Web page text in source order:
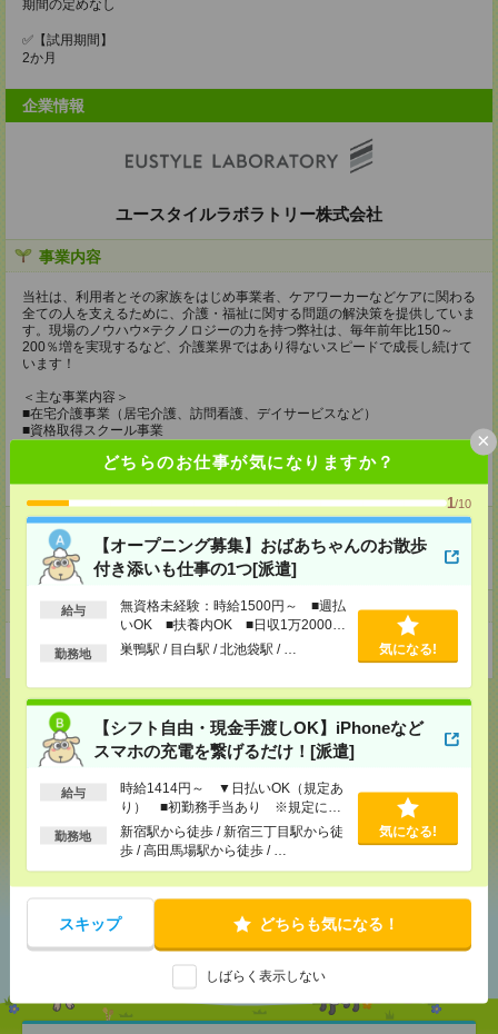
どちらのお仕事が気になりますか？
1/10
【オープニング募集】おばあちゃんのお散歩
付き添いも仕事の1つ[派遣]
給与
無資格未経験：時給1500円～ ■週払
いOK ■扶養内OK ■日収1万2000円
以上
勤務地 巣鴨駅 / 目白駅 / 北池袋駅 / … 気になる!
【シフト自由・現金手渡しOK】iPhoneなど
スマホの充電を繋げるだけ！[派遣]
給与
時給1414円～ ▼日払いOK（規定あ
り） ■初勤務手当あり ※規定によ
る
勤務地
新宿駅から徒歩 / 新宿三丁目駅から徒
歩 / 高田馬場駅から徒歩 / …
気になる!
スキップ どちらも気になる！
しばらく表示しない
×
期間の定めなし
✅【試用期間】
2か月
企業情報
ユースタイルラボラトリー株式会社
事業内容
当社は、利用者とその家族をはじめ事業者、ケアワーカーなどケアに関わる
全ての人を支えるために、介護・福祉に関する問題の解決策を提供していま
す。現場のノウハウ×テクノロジーの力を持つ弊社は、毎年前年比150～
200％増を実現するなど、介護業界ではあり得ないスピードで成長し続けて
います！
＜主な事業内容＞
■在宅介護事業（居宅介護、訪問看護、デイサービスなど）
■資格取得スクール事業
■転職支援事業（求人サイト、人材紹介、マッチングプラットフォーム）
ホームページ
https://en-gage.net/eustylelab_job/
事業所
東京都中野区本町1-32-2ハーモニータワー18階
応募ページへ
気になる！
あなたの閲覧履歴からの
おすすめ